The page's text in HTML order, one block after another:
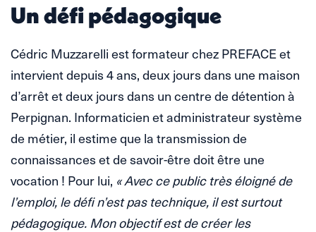
Un défi pédagogique
Cédric Muzzarelli est formateur chez PREFACE et
intervient depuis 4 ans, deux jours dans une maison
d’arrêt et deux jours dans un centre de détention à
Perpignan. Informaticien et administrateur système
de métier, il estime que la transmission de
connaissances et de savoir-être doit être une
vocation ! Pour lui, « Avec ce public très éloigné de
l’emploi, le défi n’est pas technique, il est surtout
pédagogique. Mon objectif est de créer les